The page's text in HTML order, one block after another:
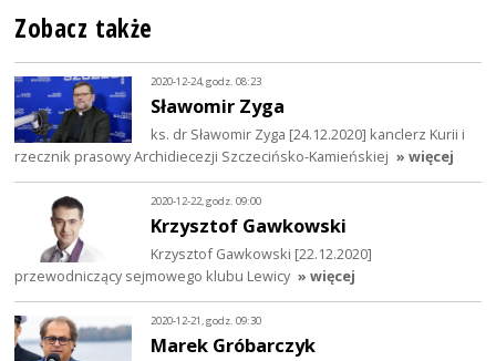
Zobacz także
2020-12-24, godz. 08:23
Sławomir Zyga
ks. dr Sławomir Zyga [24.12.2020] kanclerz Kurii i
rzecznik prasowy Archidiecezji Szczecińsko-Kamieńskiej » więcej
2020-12-22, godz. 09:00
Krzysztof Gawkowski
Krzysztof Gawkowski [22.12.2020]
przewodniczący sejmowego klubu Lewicy » więcej
2020-12-21, godz. 09:30
Marek Gróbarczyk